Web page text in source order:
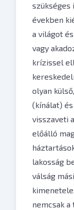
szükséges
években
a világot
vagy
krízissel
olyan
(kínálat)
visszaveti
előálló
lakosság
válság
nemcsak